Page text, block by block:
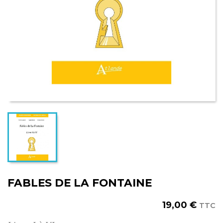
FABLES DE LA FONTAINE
19,00 € TTC